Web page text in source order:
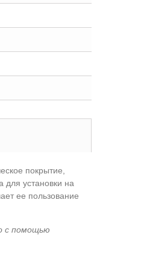
покрытие,
установки на
ее пользование
с помощью